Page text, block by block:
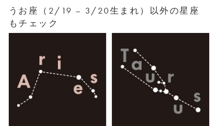
うお座（2/19 – 3/20生まれ）以外の星座
もチェック